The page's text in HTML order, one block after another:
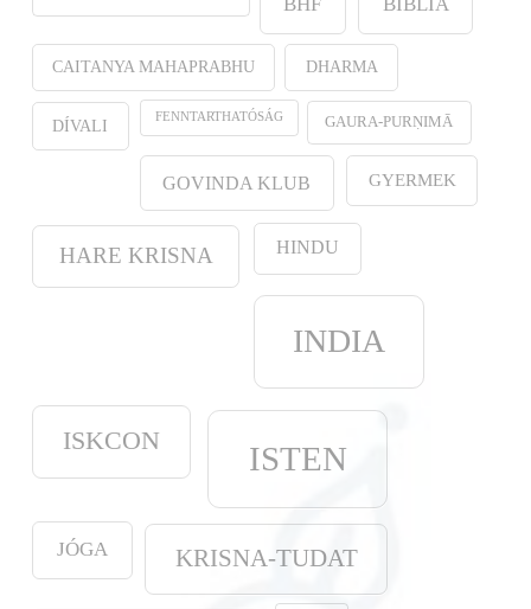
CAITANYA MAHAPRABHU DHARMA
DÍVALI FENNTARTHATÓSÁG GAURA-PURṆIMĀ
GOVINDA KLUB GYERMEK
HARE KRISNA HINDU
INDIA
ISKCON ISTEN
JÓGA KRISNA-TUDAT